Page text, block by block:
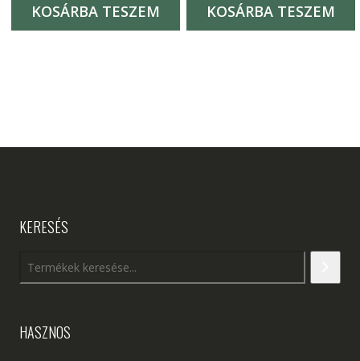
KOSÁRBA TESZEM KOSÁRBA TESZEM
KERESÉS
HASZNOS